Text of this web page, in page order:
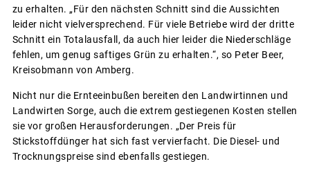
zu erhalten. „Für den nächsten Schnitt sind die Aussichten
leider nicht vielversprechend. Für viele Betriebe wird der dritte
Schnitt ein Totalausfall, da auch hier leider die Niederschläge
fehlen, um genug saftiges Grün zu erhalten.“, so Peter Beer,
Kreisobmann von Amberg.
Nicht nur die Ernteeinbußen bereiten den Landwirtinnen und
Landwirten Sorge, auch die extrem gestiegenen Kosten stellen
sie vor großen Herausforderungen. „Der Preis für
Stickstoffdünger hat sich fast vervierfacht. Die Diesel- und
Trocknungspreise sind ebenfalls gestiegen.